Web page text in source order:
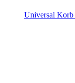
Universal Korb